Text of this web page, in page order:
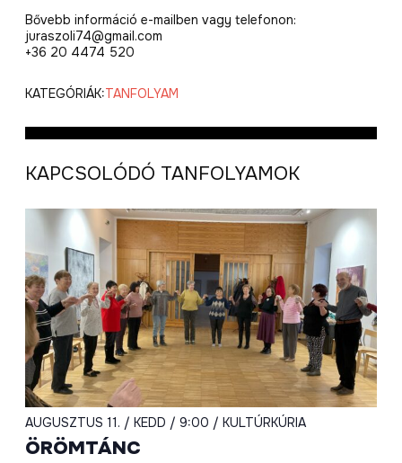
Bővebb információ e-mailben vagy telefonon:
juraszoli74@gmail.com
+36 20 4474 520
KATEGÓRIÁK:TANFOLYAM
KAPCSOLÓDÓ TANFOLYAMOK
AUGUSZTUS 11. / KEDD / 9:00 / KULTÚRKÚRIA
ÖRÖMTÁNC